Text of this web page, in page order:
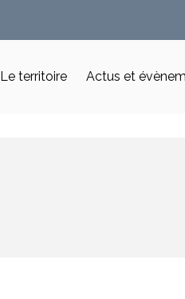
Le territoire Actus et